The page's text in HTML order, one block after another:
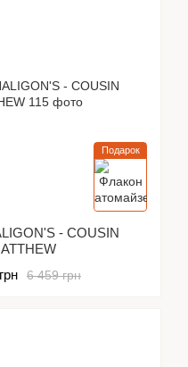
Подарок
- COUSIN
6 459 грн